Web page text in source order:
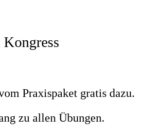
Praxispaket gratis dazu.
zu allen Übungen.